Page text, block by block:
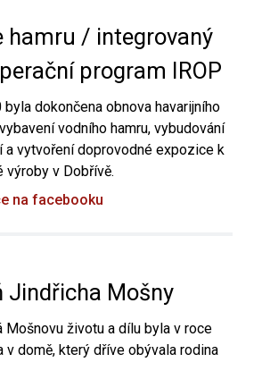
hamru / integrovaný
program IROP
dokončena obnova havarijního
vodního hamru, vybudování
vytvoření doprovodné expozice k
výroby v Dobřívě.
na facebooku
Jindřicha Mošny
Mošnovu životu a dílu byla v roce
v domě, který dříve obývala rodina